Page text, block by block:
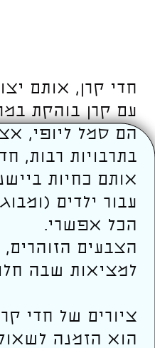
חדי קרן, אותם
עם קרן בוהקת
הם סמל ליופי,
בתרבויות רבות,
אותם כחיות
עבור ילדים
הכל אפשרי.
הצבעים
למציאות שבה
ציורים של חדי
הוא הזמנה